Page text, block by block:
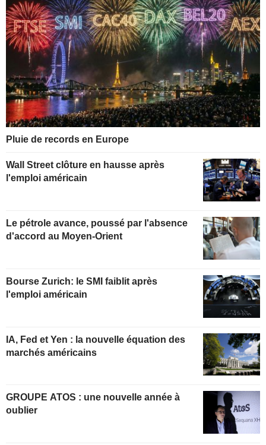
Pluie de records en Europe
Wall Street clôture en hausse après
l'emploi américain
Le pétrole avance, poussé par l'absence
d'accord au Moyen-Orient
Bourse Zurich: le SMI faiblit après
l'emploi américain
IA, Fed et Yen : la nouvelle équation des
marchés américains
GROUPE ATOS : une nouvelle année à
oublier